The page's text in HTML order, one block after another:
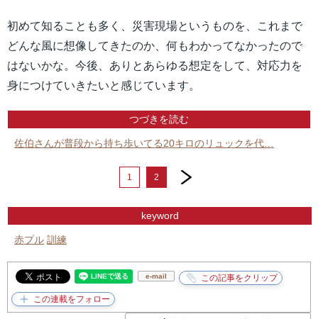
初めて知ることも多く、災害現場というものを、これまで
どんな風に想像してきたのか、何もわかってなかったので
はないかな。今後、ありとあらゆる想定をして、対応力を
身につけていきたいと感じています。
つづきを読む
佐伯さんが普段から持ち歩いてる20キロのリュックを代…
1 2
next
keyword
赤プル 訓練
e-mail